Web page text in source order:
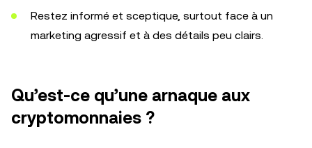
Restez informé et sceptique, surtout face à un
marketing agressif et à des détails peu clairs.
Qu’est-ce qu’une arnaque aux
cryptomonnaies ?